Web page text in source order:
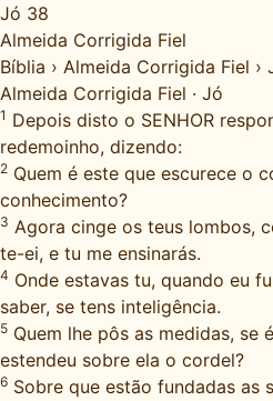
Jó 38
Almeida Corrigida Fiel
Bíblia › Almeida Corrigida Fiel ›
Almeida Corrigida Fiel · Jó
1 Depois disto o SENHOR
redemoinho, dizendo:
2 Quem é este que escurece o
conhecimento?
3 Agora cinge os teus lombos,
te-ei, e tu me ensinarás.
4 Onde estavas tu, quando eu
saber, se tens inteligência.
5 Quem lhe pôs as medidas, se
estendeu sobre ela o cordel?
6 Sobre que estão fundadas as